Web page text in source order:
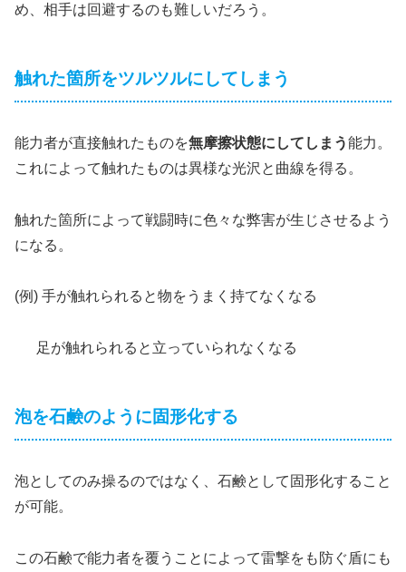
め、相手は回避するのも難しいだろう。
触れた箇所をツルツルにしてしまう
能力者が直接触れたものを無摩擦状態にしてしまう能力。
これによって触れたものは異様な光沢と曲線を得る。
触れた箇所によって戦闘時に色々な弊害が生じさせるよう
になる。
(例) 手が触れられると物をうまく持てなくなる
足が触れられると立っていられなくなる
泡を石鹸のように固形化する
泡としてのみ操るのではなく、石鹸として固形化すること
が可能。
この石鹸で能力者を覆うことによって雷撃をも防ぐ盾にも